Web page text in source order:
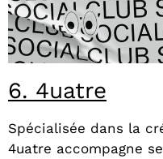
6. 4uatre
Spécialisée dans la
4uatre accompagne